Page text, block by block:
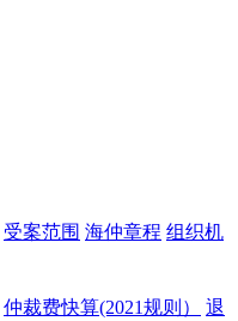
受案范围 海仲章程 组织机
仲裁费快算(2021规则）
退